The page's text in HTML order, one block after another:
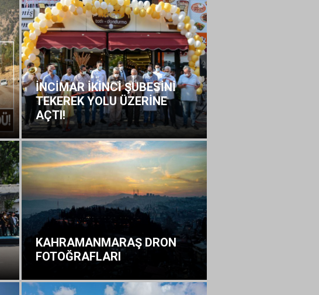
İNCİMAR İKİNCİ ŞUBESİNİ
TEKEREK YOLU ÜZERİNE
AÇTI!
KAHRAMANMARAŞ DRON
FOTOĞRAFLARI